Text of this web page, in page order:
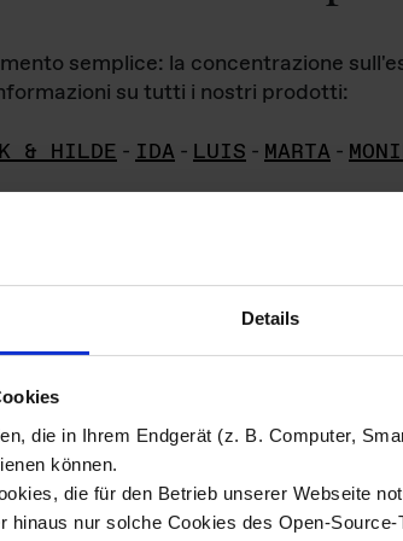
Details
die in Ihrem Endgerät (z. B. Computer,
können.
die für den Betrieb unserer Webseite
hinaus nur solche Cookies des Open-
semplice: la concentrazione
su tutti i nostri prodotti:
& HILDE - IDA - LUIS - MARTA -
di
materiale fotografico sono detenuti